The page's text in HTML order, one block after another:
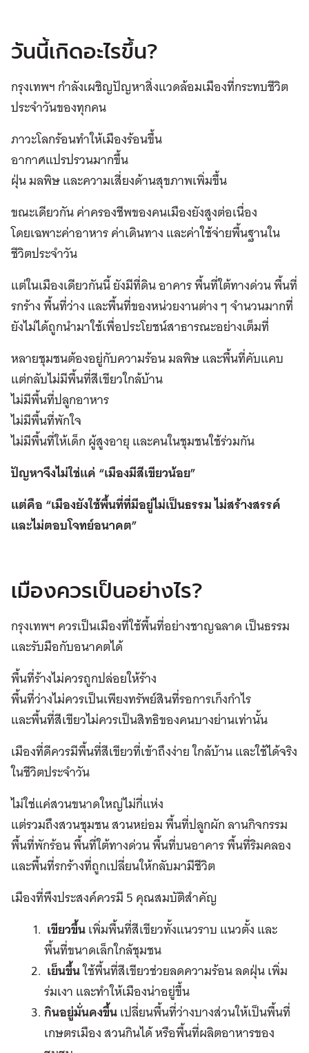
วันนี้เกิดอะไรขึ้น?
กรุงเทพฯ กำลังเผชิญปัญหาสิ่งแวดล้อมเมืองที่กระทบชีวิต
ประจำวันของทุกคน
ภาวะโลกร้อนทำให้เมืองร้อนขึ้น
อากาศแปรปรวนมากขึ้น
ฝุ่น มลพิษ และความเสี่ยงด้านสุขภาพเพิ่มขึ้น
ขณะเดียวกัน ค่าครองชีพของคนเมืองยังสูงต่อเนื่อง
โดยเฉพาะค่าอาหาร ค่าเดินทาง และค่าใช้จ่ายพื้นฐานใน
ชีวิตประจำวัน
แต่ในเมืองเดียวกันนี้ ยังมีที่ดิน อาคาร พื้นที่ใต้ทางด่วน พื้นที่
รกร้าง พื้นที่ว่าง และพื้นที่ของหน่วยงานต่าง ๆ จำนวนมากที่
ยังไม่ได้ถูกนำมาใช้เพื่อประโยชน์สาธารณะอย่างเต็มที่
หลายชุมชนต้องอยู่กับความร้อน มลพิษ และพื้นที่คับแคบ
แต่กลับไม่มีพื้นที่สีเขียวใกล้บ้าน
ไม่มีพื้นที่ปลูกอาหาร
ไม่มีพื้นที่พักใจ
ไม่มีพื้นที่ให้เด็ก ผู้สูงอายุ และคนในชุมชนใช้ร่วมกัน
ปัญหาจึงไม่ใช่แค่ “เมืองมีสีเขียวน้อย”
แต่คือ “เมืองยังใช้พื้นที่ที่มีอยู่ไม่เป็นธรรม ไม่สร้างสรรค์
และไม่ตอบโจทย์อนาคต”
เมืองควรเป็นอย่างไร?
กรุงเทพฯ ควรเป็นเมืองที่ใช้พื้นที่อย่างชาญฉลาด เป็นธรรม
และรับมือกับอนาคตได้
พื้นที่ร้างไม่ควรถูกปล่อยให้ร้าง
พื้นที่ว่างไม่ควรเป็นเพียงทรัพย์สินที่รอการเก็งกำไร
และพื้นที่สีเขียวไม่ควรเป็นสิทธิของคนบางย่านเท่านั้น
เมืองที่ดีควรมีพื้นที่สีเขียวที่เข้าถึงง่าย ใกล้บ้าน และใช้ได้จริง
ในชีวิตประจำวัน
ไม่ใช่แค่สวนขนาดใหญ่ไม่กี่แห่ง
แต่รวมถึงสวนชุมชน สวนหย่อม พื้นที่ปลูกผัก ลานกิจกรรม
พื้นที่พักร้อน พื้นที่ใต้ทางด่วน พื้นที่บนอาคาร พื้นที่ริมคลอง
และพื้นที่รกร้างที่ถูกเปลี่ยนให้กลับมามีชีวิต
เมืองที่พึงประสงค์ควรมี 5 คุณสมบัติสำคัญ
เขียวขึ้นเพิ่มพื้นที่สีเขียวทั้งแนวราบ แนวตั้ง และ
พื้นที่ขนาดเล็กใกล้ชุมชน
เย็นขึ้นใช้พื้นที่สีเขียวช่วยลดความร้อน ลดฝุ่น เพิ่ม
ร่มเงา และทำให้เมืองน่าอยู่ขึ้น
กินอยู่มั่นคงขึ้นเปลี่ยนพื้นที่ว่างบางส่วนให้เป็นพื้นที่
เกษตรเมือง สวนกินได้ หรือพื้นที่ผลิตอาหารของ